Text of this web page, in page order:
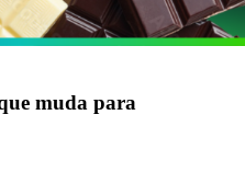
muda para